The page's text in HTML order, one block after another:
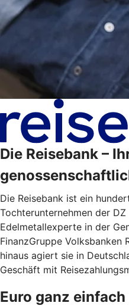
Die Reisebank –
Die Reisebank ist ein
Tochterunternehmen der
Edelmetallexperte in der
FinanzGruppe Volksbanken
hinaus agiert sie in
Geschäft mit
Euro ganz